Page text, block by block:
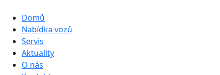
Hlavní navigace
Domů
Nabídka vozů
Servis
Aktuality
O nás